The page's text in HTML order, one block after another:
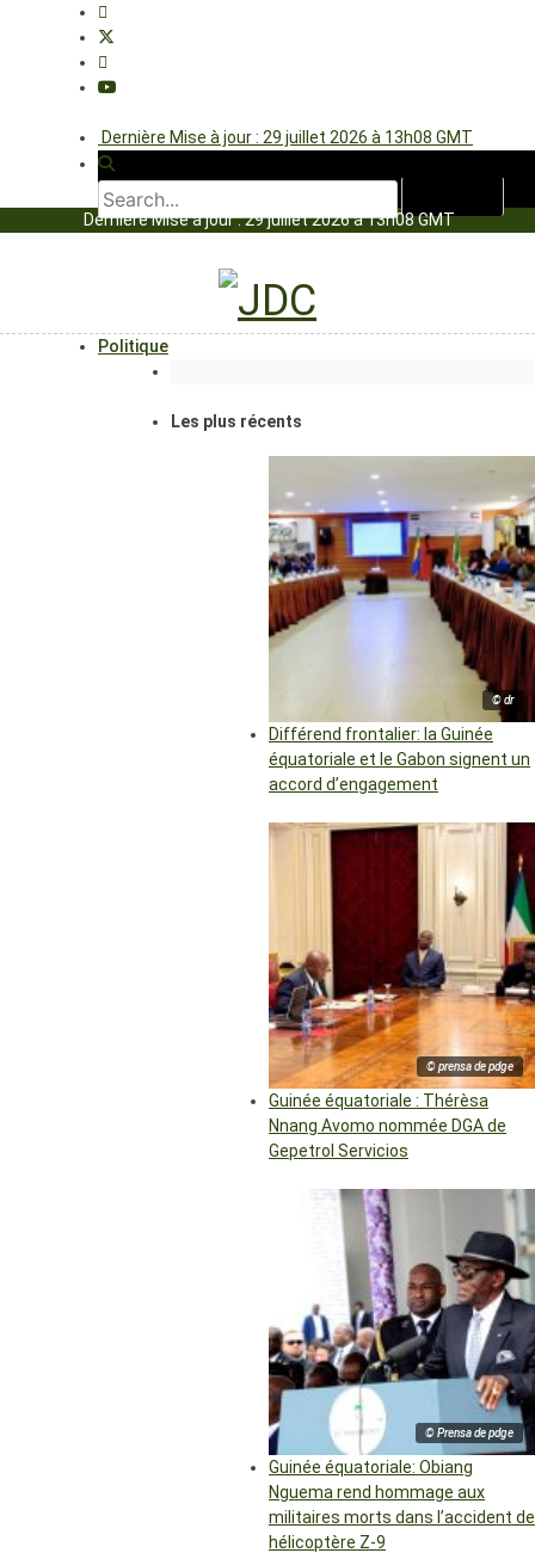
Dernière Mise à jour : 29 juillet 2026 à 13h08 GMT
Dernière Mise à jour : 29 juillet 2026 à 13h08 GMT
Politique
Les plus récents
© dr
Différend frontalier: la Guinée
équatoriale et le Gabon signent un
accord d’engagement
© prensa de pdge
Guinée équatoriale : Thérèsa
Nnang Avomo nommée DGA de
Gepetrol Servicios
© Prensa de pdge
Guinée équatoriale: Obiang
Nguema rend hommage aux
militaires morts dans l’accident de
hélicoptère Z-9